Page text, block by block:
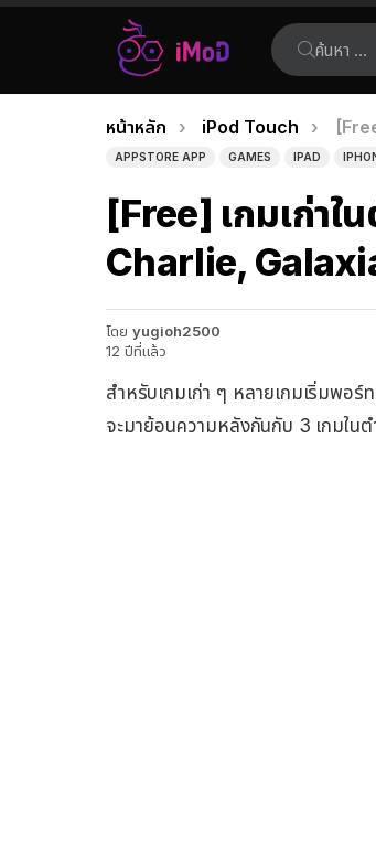
ค้นหา:
เรื่อง
ล่าสุด
คุณอยู่ที่นี่:
หน้าหลัก iPod Touch
APPSTORE APP GAMES IPAD
[Free] เกมเก่าใ
Charlie,
โดย yugioh2500
12 ปีที่แล้ว
สำหรับเกมเก่า ๆ หลายเกมเริ่มพอร์
จะมาย้อนความหลังกันกับ 3 เกมใ